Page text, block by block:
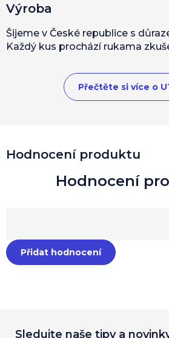
Hodnocení produktu
Přidat hodnocení
Výroba
Šijeme v České republice s
Každý kus prochází rukama
Přečtěte si více o
Sledujte naše tipy a